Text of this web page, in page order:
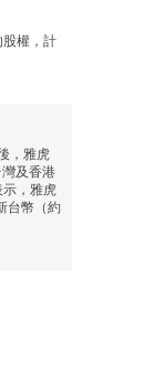
權，計
，雅虎
及香港
，雅虎
台幣（約